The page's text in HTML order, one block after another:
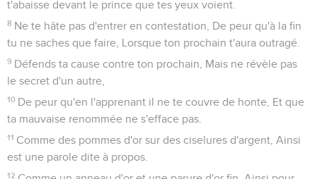
t'abaisse devant le prince que tes yeux voient.
8 Ne te hâte pas d'entrer en contestation, De peur qu'à la fin
tu ne saches que faire, Lorsque ton prochain t'aura outragé.
9 Défends ta cause contre ton prochain, Mais ne révèle pas
le secret d'un autre,
10 De peur qu'en l'apprenant il ne te couvre de honte, Et que
ta mauvaise renommée ne s'efface pas.
11 Comme des pommes d'or sur des ciselures d'argent, Ainsi
est une parole dite à propos.
12